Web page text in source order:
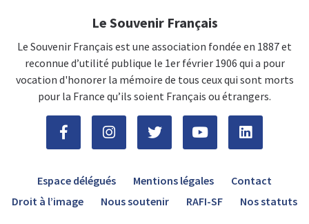
Le Souvenir Français
Le Souvenir Français est une association fondée en 1887 et
reconnue d’utilité publique le 1er février 1906 qui a pour
vocation d'honorer la mémoire de tous ceux qui sont morts
pour la France qu’ils soient Français ou étrangers.
Espace délégués Mentions légales
Contact
Droit à l’image
Nous soutenir RAFI-SF Nos statuts